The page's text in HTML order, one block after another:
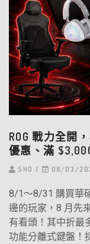
ROG 戰力全開
優惠、滿
SHO 08/03/
8/1～8/31 購買華
邊的玩家，8 月先
有看頭！其中折最
功能分離式鍵盤！